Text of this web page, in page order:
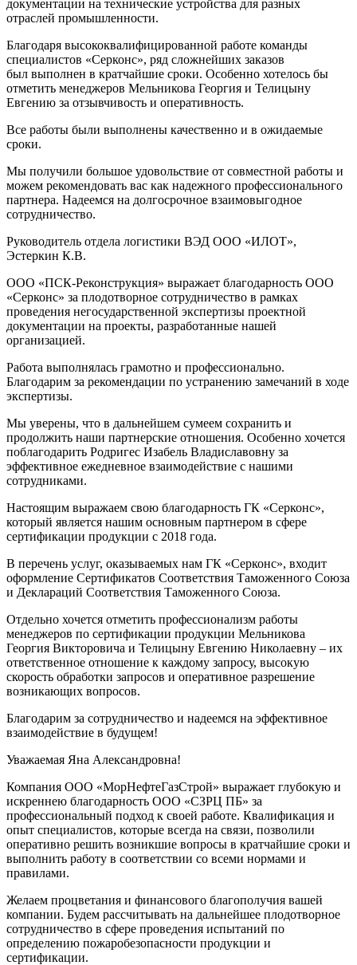
документации на технические устройства для разных
отраслей промышленности.
Благодаря высококвалифицированной работе команды
специалистов «Серконс», ряд сложнейших заказов
был выполнен в кратчайшие сроки. Особенно хотелось бы
отметить менеджеров Мельникова Георгия и Телицыну
Евгению за отзывчивость и оперативность.
Все работы были выполнены качественно и в ожидаемые
сроки.
Мы получили большое удовольствие от совместной работы и
можем рекомендовать вас как надежного профессионального
партнера. Надеемся на долгосрочное взаимовыгодное
сотрудничество.
Руководитель отдела логистики ВЭД ООО «ИЛОТ»,
Эстеркин К.В.
ООО «ПСК-Реконструкция» выражает благодарность ООО
«Серконс» за плодотворное сотрудничество в рамках
проведения негосударственной экспертизы проектной
документации на проекты, разработанные нашей
организацией.
Работа выполнялась грамотно и профессионально.
Благодарим за рекомендации по устранению замечаний в ходе
экспертизы.
Мы уверены, что в дальнейшем сумеем сохранить и
продолжить наши партнерские отношения. Особенно хочется
поблагодарить Родригес Изабель Владиславовну за
эффективное ежедневное взаимодействие с нашими
сотрудниками.
Настоящим выражаем свою благодарность ГК «Серконс»,
который является нашим основным партнером в сфере
сертификации продукции с 2018 года.
В перечень услуг, оказываемых нам ГК «Серконс», входит
оформление Сертификатов Соответствия Таможенного Союза
и Деклараций Соответствия Таможенного Союза.
Отдельно хочется отметить профессионализм работы
менеджеров по сертификации продукции Мельникова
Георгия Викторовича и Телицыну Евгению Николаевну – их
ответственное отношение к каждому запросу, высокую
скорость обработки запросов и оперативное разрешение
возникающих вопросов.
Благодарим за сотрудничество и надеемся на эффективное
взаимодействие в будущем!
Уважаемая Яна Александровна!
Компания ООО «МорНефтеГазСтрой» выражает глубокую и
искреннею благодарность ООО «СЗРЦ ПБ» за
профессиональный подход к своей работе. Квалификация и
опыт специалистов, которые всегда на связи, позволили
оперативно решить возникшие вопросы в кратчайшие сроки и
выполнить работу в соответствии со всеми нормами и
правилами.
Желаем процветания и финансового благополучия вашей
компании. Будем рассчитывать на дальнейшее плодотворное
сотрудничество в сфере проведения испытаний по
определению пожаробезопасности продукции и
сертификации.